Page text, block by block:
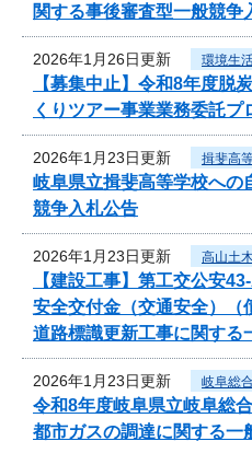
関する事後審査型一般競争
2026年1月26日更新 環境生
【募集中止】令和8年度脱
くりツアー事業業務委託プ
2026年1月23日更新 揖斐高
岐阜県立揖斐高等学校への
競争入札公告
2026年1月23日更新 高山土
【建設工事】第工交公安
安全交付金（交通安全）
道路標識更新工事に関する
2026年1月23日更新 岐阜総
令和8年度岐阜県立岐阜総
都市ガスの調達に関する一